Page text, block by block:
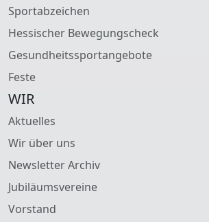
Sportabzeichen
Hessischer Bewegungscheck
Gesundheitssportangebote
Feste
WIR
Aktuelles
Wir über uns
Newsletter Archiv
Jubiläumsvereine
Vorstand